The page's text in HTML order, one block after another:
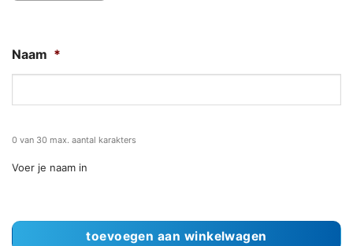
Naam *
0 van 30 max. aantal karakters
Voer je naam in
toevoegen aan winkelwagen